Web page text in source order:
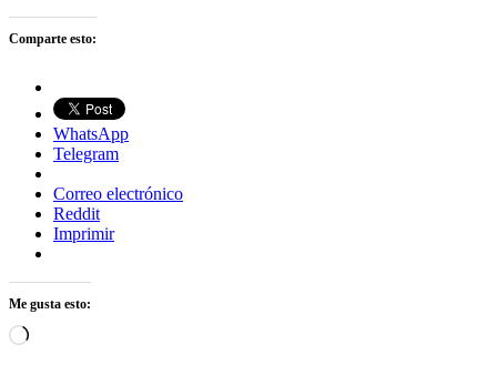
Comparte esto:
WhatsApp
Telegram
Correo electrónico
Reddit
Imprimir
Me gusta esto:
Cargando...